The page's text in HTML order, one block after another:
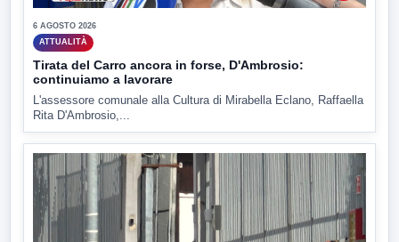
6 AGOSTO 2026
ATTUALITÀ
Tirata del Carro ancora in forse, D'Ambrosio:
continuiamo a lavorare
L'assessore comunale alla Cultura di Mirabella Eclano, Raffaella
Rita D'Ambrosio,...